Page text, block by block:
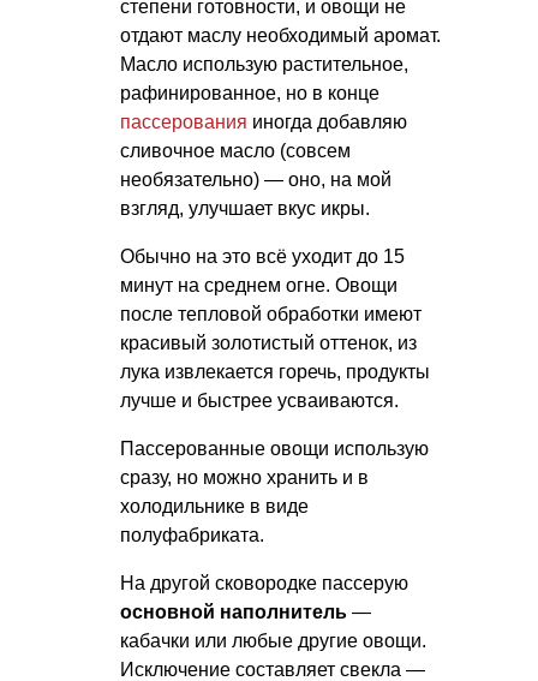
степени готовности, и овощи не
отдают маслу необходимый аромат.
Масло использую растительное,
рафинированное, но в конце
пассерования иногда добавляю
сливочное масло (совсем
необязательно) — оно, на мой
взгляд, улучшает вкус икры.
Обычно на это всё уходит до 15
минут на среднем огне. Овощи
после тепловой обработки имеют
красивый золотистый оттенок, из
лука извлекается горечь, продукты
лучше и быстрее усваиваются.
Пассерованные овощи использую
сразу, но можно хранить и в
холодильнике в виде
полуфабриката.
На другой сковородке пассерую
основной наполнитель —
кабачки или любые другие овощи.
Исключение составляет свекла —